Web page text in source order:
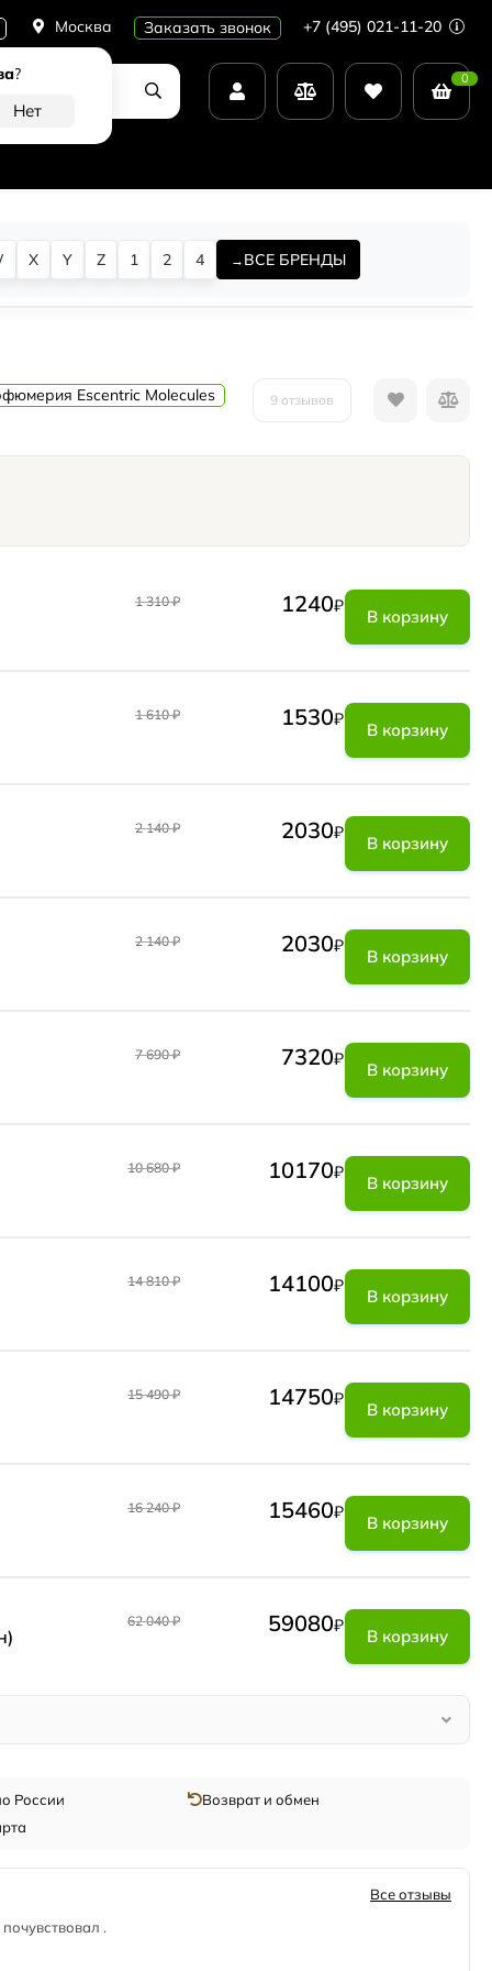
Москва
?
Заказать звонок +7 (495) 021-11-20
0
X Y Z 1 2 4 ВСЕ БРЕНДЫ
Escentric Molecules 9 отзывов
1 310₽ 1240₽
В корзину
1 610₽ 1530₽
В корзину
2 140₽ 2030₽
В корзину
2 140₽ 2030₽
В корзину
7 690₽ 7320₽
В корзину
10 680₽ 10170₽
В корзину
14 810₽ 14100₽
В корзину
15 490₽ 14750₽
В корзину
16 240₽ 15460₽
В корзину
62 040₽ 59080₽
В корзину
России
Возврат и обмен
Все отзывы
.